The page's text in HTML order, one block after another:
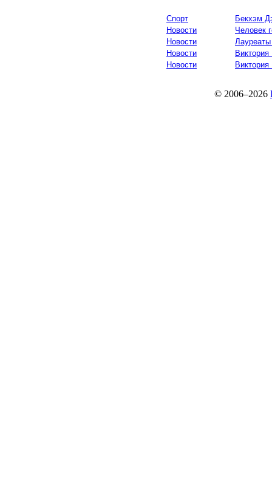
Спорт
Бекхэм
Новости
Человек
Новости
Новости
Новости
© 2006–2026